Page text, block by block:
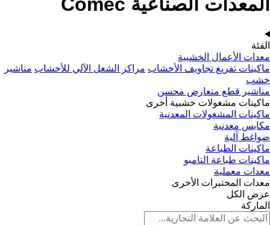
المعدات الصناعية Comec
الفئة
معدات الأعمال الخشبية
ماكينات تفريغ تجاويف الأخشاب مراكز الشغل الآلي للأخشاب مناشير
خشب
مناشير قطع متعارض محسن
ماكينات مشغولات خشبية أخرى
ماكينات المشغولات المعدنية
مكابس معدنية
ضواغط آلية
ماكينات الطباعة
ماكينات طباعة التامبو
معدات معملية
معدات المختبرات الأخرى
عرض الكل
الماركة